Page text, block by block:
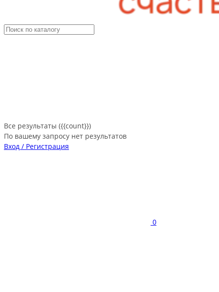
Все результаты ({{count}})
По вашему запросу нет результатов
Вход / Регистрация
0